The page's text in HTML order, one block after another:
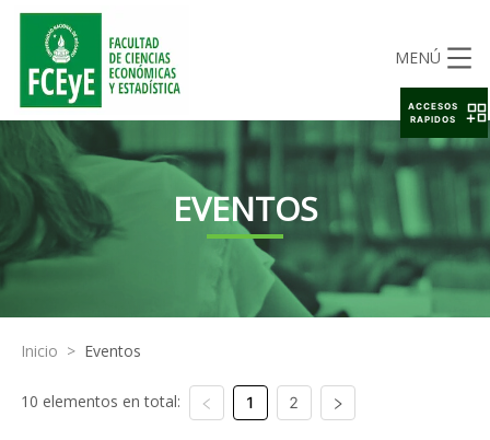
MENÚ
EVENTOS
Inicio > Eventos
10 elementos en total: 1 2
ACCESOS
RAPIDOS